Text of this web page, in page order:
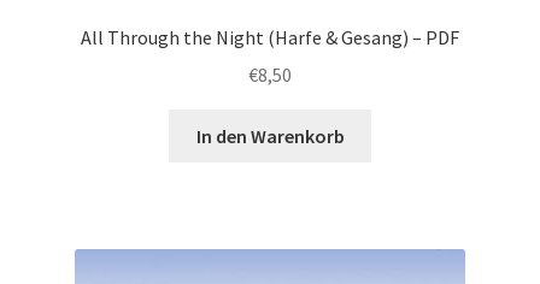
All Through the Night (Harfe & Gesang) – PDF
€8,50
In den Warenkorb